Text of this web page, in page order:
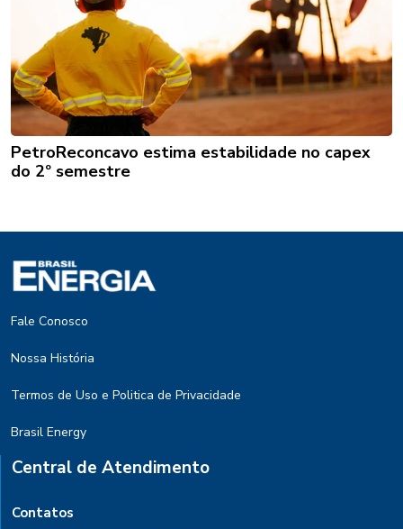
PetroReconcavo estima estabilidade no capex
do 2º semestre
Fale Conosco
Nossa História
Termos de Uso e Politica de Privacidade
Brasil Energy
Central de Atendimento
Contatos